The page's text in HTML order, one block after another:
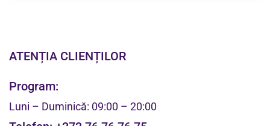
ATENȚIA CLIENȚILOR
Program:
Luni – Duminică: 09:00 – 20:00